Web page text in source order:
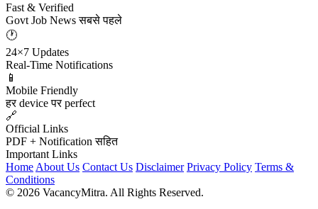
Fast & Verified
Govt Job News सबसे पहले
🕐
24×7 Updates
Real-Time Notifications
📱
Mobile Friendly
हर device पर perfect
🔗
Official Links
PDF + Notification सहित
Important Links
Home About Us Contact Us Disclaimer Privacy Policy Terms &
Conditions
© 2026 VacancyMitra. All Rights Reserved.